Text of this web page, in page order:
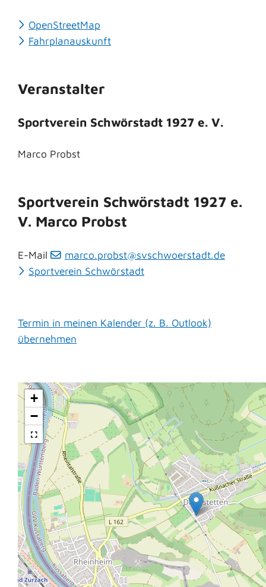
OpenStreetMap
Fahrplanauskunft
Veranstalter
Sportverein Schwörstadt 1927 e. V.
Marco Probst
Sportverein Schwörstadt 1927 e.
V. Marco Probst
E-Mail
marco.probst@svschwoerstadt.de
Sportverein Schwörstadt
Termin in meinen Kalender (z. B. Outlook)
übernehmen
+
−